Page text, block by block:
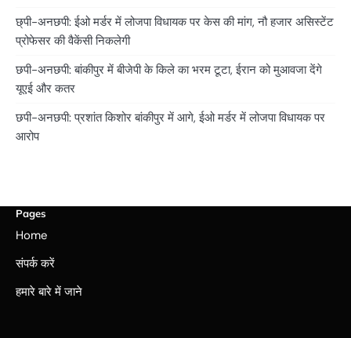
छ्पी-अनछपी: ईओ मर्डर में लोजपा विधायक पर केस की मांग, नौ हजार असिस्टेंट
प्रोफेसर की वैकेंसी निकलेगी
छपी-अनछपी: बांकीपुर में बीजेपी के किले का भरम टूटा, ईरान को मुआवजा देंगे
यूएई और कतर
छपी-अनछपी: प्रशांत किशोर बांकीपुर में आगे, ईओ मर्डर में लोजपा विधायक पर
आरोप
Pages
Home
संपर्क करें
हमारे बारे में जाने